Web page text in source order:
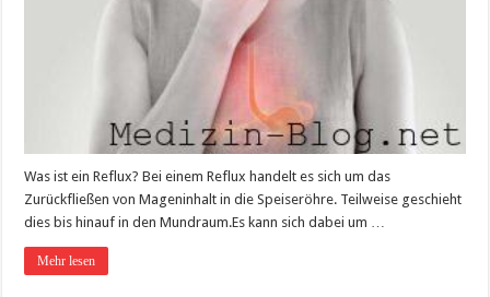
Was ist ein Reflux? Bei einem Reflux handelt es sich um das
Zurückfließen von Mageninhalt in die Speiseröhre. Teilweise geschieht
dies bis hinauf in den Mundraum.Es kann sich dabei um …
Mehr lesen